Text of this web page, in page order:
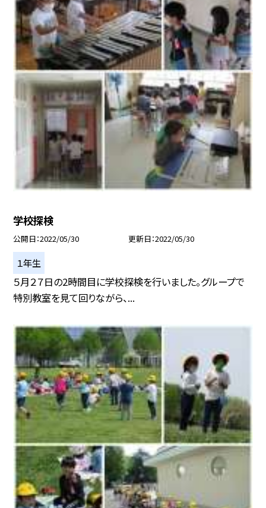
学校探検
公開日 2022/05/30 更新日 2022/05/30
１年生
５月２７日の2時間目に学校探検を行いました。グループで
特別教室を見て回りながら、...